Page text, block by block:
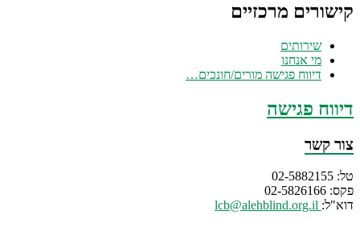
קישורים מרכזיים
שירותים
מי אנחנו
דיווח פגישה מורים/חונכים…
דיווח פגישה
צור קשר
טל: 02-5882155
פקס: 02-5826166
דוא"ל: